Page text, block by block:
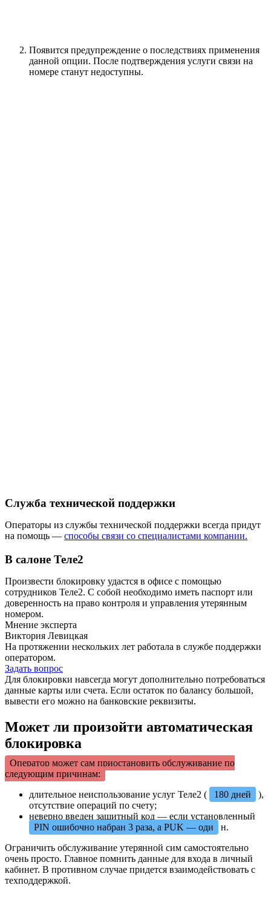
Появится предупреждение о последствиях применения
данной опции. После подтверждения услуги связи на
номере станут недоступны.
Служба технической поддержки
Операторы из службы технической поддержки всегда придут
на помощь — способы связи со специалистами компании.
В салоне Теле2
Произвести блокировку удастся в офисе с помощью
сотрудников Теле2. С собой необходимо иметь паспорт или
доверенность на право контроля и управления утерянным
номером.
Мнение эксперта
Виктория Левицкая
На протяжении нескольких лет работала в службе поддержки
оператором.
Задать вопрос
Для блокировки навсегда могут дополнительно потребоваться
данные карты или счета. Если остаток по балансу большой,
вывести его можно на банковские реквизиты.
Может ли произойти автоматическая
блокировка
Оператор может сам приостановить обслуживание по
следующим причинам:
длительное неиспользование услуг Теле2 (
180 дней
),
отсутствие операций по счету;
неверно введен защитный код — если установленный
PIN ошибочно набран 3 раза, а PUK — оди
н.
Ограничить обслуживание утерянной сим самостоятельно
очень просто. Главное помнить данные для входа в личный
кабинет. В противном случае придется взаимодействовать с
техподдержкой.